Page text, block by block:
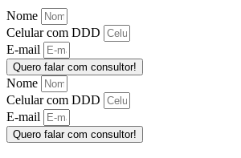
Nome
Celular com DDD
E-mail
Quero falar com consultor!
Nome
Celular com DDD
E-mail
Quero falar com consultor!